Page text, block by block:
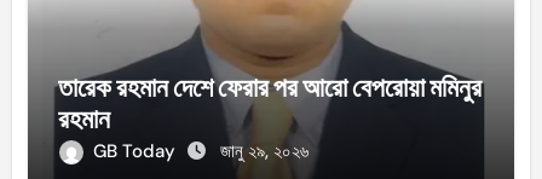
তারেক রহমান দেশে ফেরার পর আরো বেপরোয়া মমিনুর
রহমান
GB Today জানু ২৯, ২০২৬